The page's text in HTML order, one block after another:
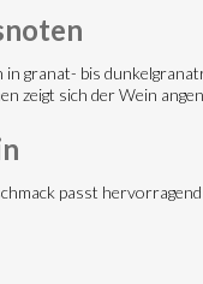
in granat- bis
zeigt sich der Wein
passt